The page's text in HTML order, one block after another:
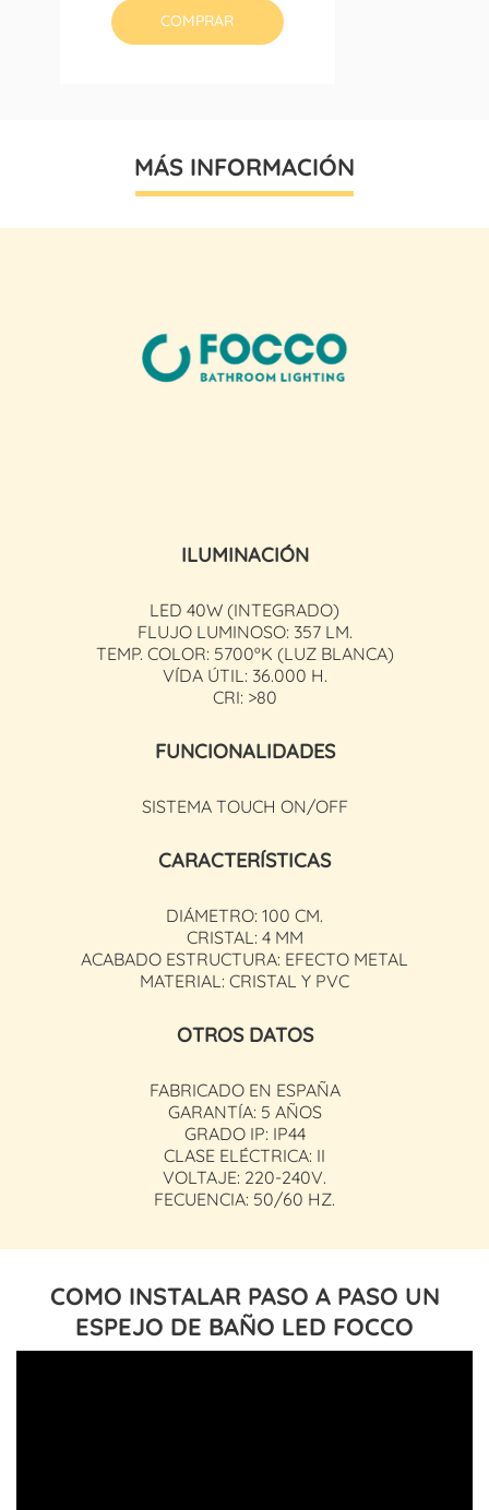
COMPRAR
MÁS INFORMACIÓN
ILUMINACIÓN
LED 40W (INTEGRADO)
FLUJO LUMINOSO: 357 LM.
TEMP. COLOR: 5700ºK (LUZ BLANCA)
VÍDA ÚTIL: 36.000 H.
CRI: >80
FUNCIONALIDADES
SISTEMA TOUCH ON/OFF
CARACTERÍSTICAS
DIÁMETRO: 100 CM.
CRISTAL: 4 MM
ACABADO ESTRUCTURA: EFECTO METAL
MATERIAL: CRISTAL Y PVC
OTROS DATOS
FABRICADO EN ESPAÑA
GARANTÍA: 5 AÑOS
GRADO IP: IP44
CLASE ELÉCTRICA: II
VOLTAJE: 220-240V.
FECUENCIA: 50/60 HZ.
COMO INSTALAR PASO A PASO UN
ESPEJO DE BAÑO LED FOCCO